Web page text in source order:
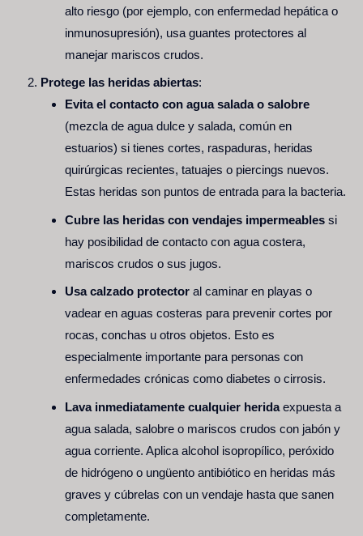
alto riesgo (por ejemplo, con enfermedad hepática o
inmunosupresión), usa guantes protectores al
manejar mariscos crudos.
Protege las heridas abiertas:
Evita el contacto con agua salada o salobre
(mezcla de agua dulce y salada, común en
estuarios) si tienes cortes, raspaduras, heridas
quirúrgicas recientes, tatuajes o piercings nuevos.
Estas heridas son puntos de entrada para la bacteria.
Cubre las heridas con vendajes impermeables si
hay posibilidad de contacto con agua costera,
mariscos crudos o sus jugos.
Usa calzado protector al caminar en playas o
vadear en aguas costeras para prevenir cortes por
rocas, conchas u otros objetos. Esto es
especialmente importante para personas con
enfermedades crónicas como diabetes o cirrosis.
Lava inmediatamente cualquier heridaexpuesta a
agua salada, salobre o mariscos crudos con jabón y
agua corriente. Aplica alcohol isopropílico, peróxido
de hidrógeno o ungüento antibiótico en heridas más
graves y cúbrelas con un vendaje hasta que sanen
completamente.